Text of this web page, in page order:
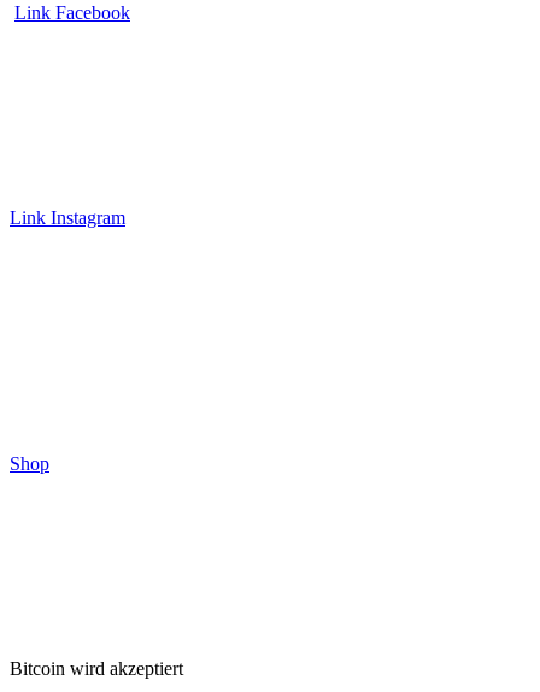
Link Facebook
Link Instagram
Shop
Bitcoin wird akzeptiert